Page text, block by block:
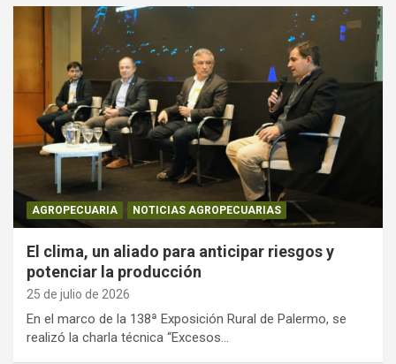
AGROPECUARIA NOTICIAS AGROPECUARIAS
El clima, un aliado para anticipar riesgos y
potenciar la producción
25 de julio de 2026
En el marco de la 138ª Exposición Rural de Palermo, se
realizó la charla técnica “Excesos…